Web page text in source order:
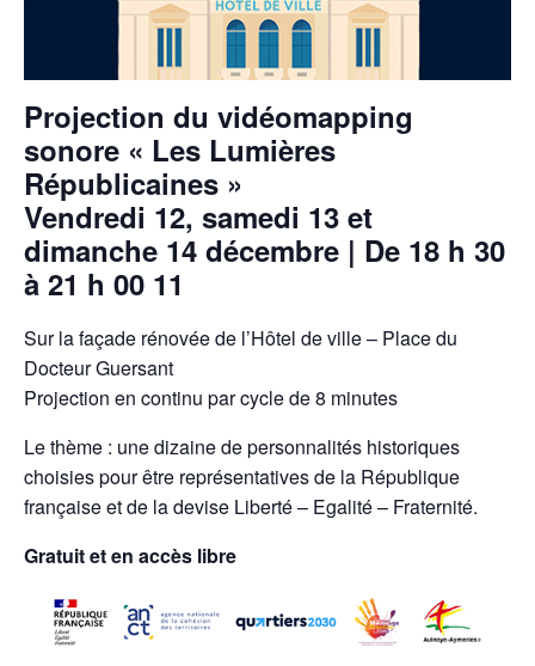
Projection du vidéomapping
sonore « Les Lumières
Républicaines »
Vendredi 12, samedi 13 et
dimanche 14 décembre | De 18 h 30
à 21 h 00 11
Sur la façade rénovée de l’Hôtel de ville – Place du
Docteur Guersant
Projection en continu par cycle de 8 minutes
Le thème : une dizaine de personnalités historiques
choisies pour être représentatives de la République
française et de la devise Liberté – Egalité – Fraternité.
Gratuit et en accès libre